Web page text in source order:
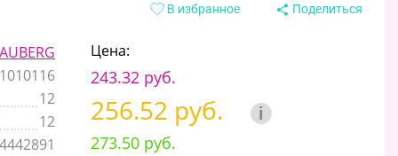
В избранное Поделиться
1010116
12
12
Цена:
243.32 руб.
256.52 руб. i
273.50 руб.